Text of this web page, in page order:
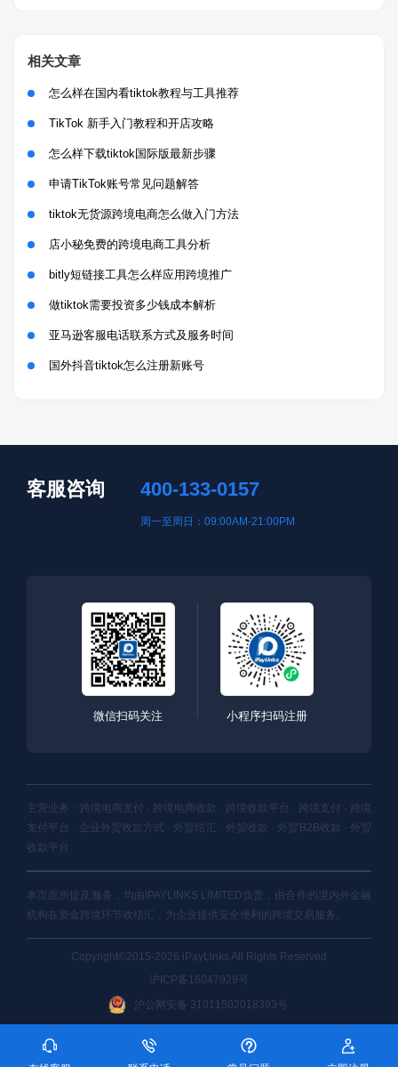
相关文章
怎么样在国内看tiktok教程与工具推荐
TikTok 新手入门教程和开店攻略
怎么样下载tiktok国际版最新步骤
申请TikTok账号常见问题解答
tiktok无货源跨境电商怎么做入门方法
店小秘免费的跨境电商工具分析
bitly短链接工具怎么样应用跨境推广
做tiktok需要投资多少钱成本解析
亚马逊客服电话联系方式及服务时间
国外抖音tiktok怎么注册新账号
客服咨询 400-133-0157
周一至周日：09:00AM-21:00PM
微信扫码关注 小程序扫码注册
主营业务：跨境电商支付 · 跨境电商收款 · 跨境收款平台 · 跨境支付 · 跨境
支付平台 · 企业外贸收款方式 · 外贸结汇 · 外贸收款 · 外贸B2B收款 · 外贸
收款平台
本页面所提及服务，均由IPAYLINKS LIMITED负责，由合作的境内外金融
机构在资金跨境环节收结汇，为企业提供安全便利的跨境交易服务。
Copyright©2015-2026 iPayLinks All Rights Reserved
沪ICP备16047929号
沪公网安备 31011502018393号